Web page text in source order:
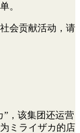
。
会贡献活动，请
”，该集团还运营
ミライザカ的店